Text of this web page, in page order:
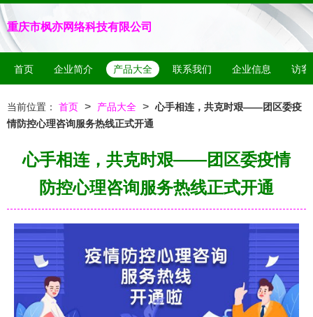
重庆市枫亦网络科技有限公司
首页 企业简介 产品大全 联系我们 企业信息 访客
当前位置： 首页 > 产品大全 > 心手相连，共克时艰——团区委疫
情防控心理咨询服务热线正式开通
心手相连，共克时艰——团区委疫情
防控心理咨询服务热线正式开通